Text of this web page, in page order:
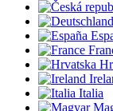
Italia